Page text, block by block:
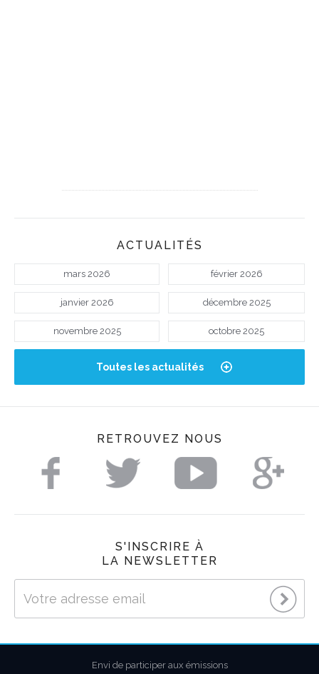
ACTUALITÉS
mars 2026 février 2026
janvier 2026 décembre 2025
novembre 2025 octobre 2025
Toutes les actualités
RETROUVEZ NOUS
S'INSCRIRE À
LA NEWSLETTER
Envi de participer aux émissions